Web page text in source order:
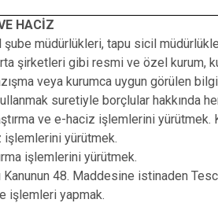
HACİZ
müdürlükleri, tapu sicil
şirketleri gibi resmi ve özel kurum,
veya kurumca uygun görülen
suretiyle borçlular hakkında
ve e-haciz işlemlerini yürütmek.
yürütmek.
işlemlerini yürütmek.
Kanunun 48. Maddesine istinaden
işlemleri yapmak.